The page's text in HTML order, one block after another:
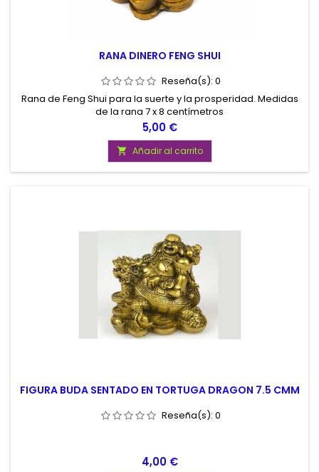
RANA DINERO FENG SHUI
Reseña(s): 0
Rana de Feng Shui para la suerte y la prosperidad. Medidas
de la rana 7 x 8 centímetros
Precio
5,00 €
 Añadir al carrito
FIGURA BUDA SENTADO EN TORTUGA DRAGON 7.5 CMM
Reseña(s): 0
Precio
4,00 €